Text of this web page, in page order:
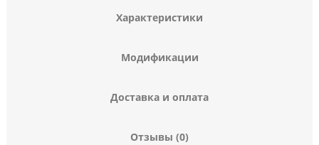
Характеристики
Модификации
Доставка и оплата
Отзывы (0)